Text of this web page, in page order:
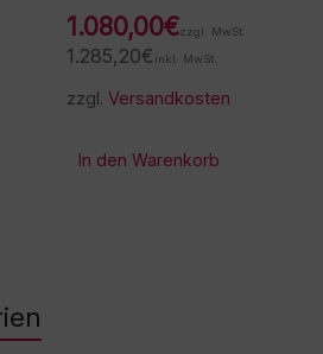
1.080,00€zzgl. MwSt.
1.285,20€ inkl. MwSt.
zzgl.Versandkosten
In den Warenkorb